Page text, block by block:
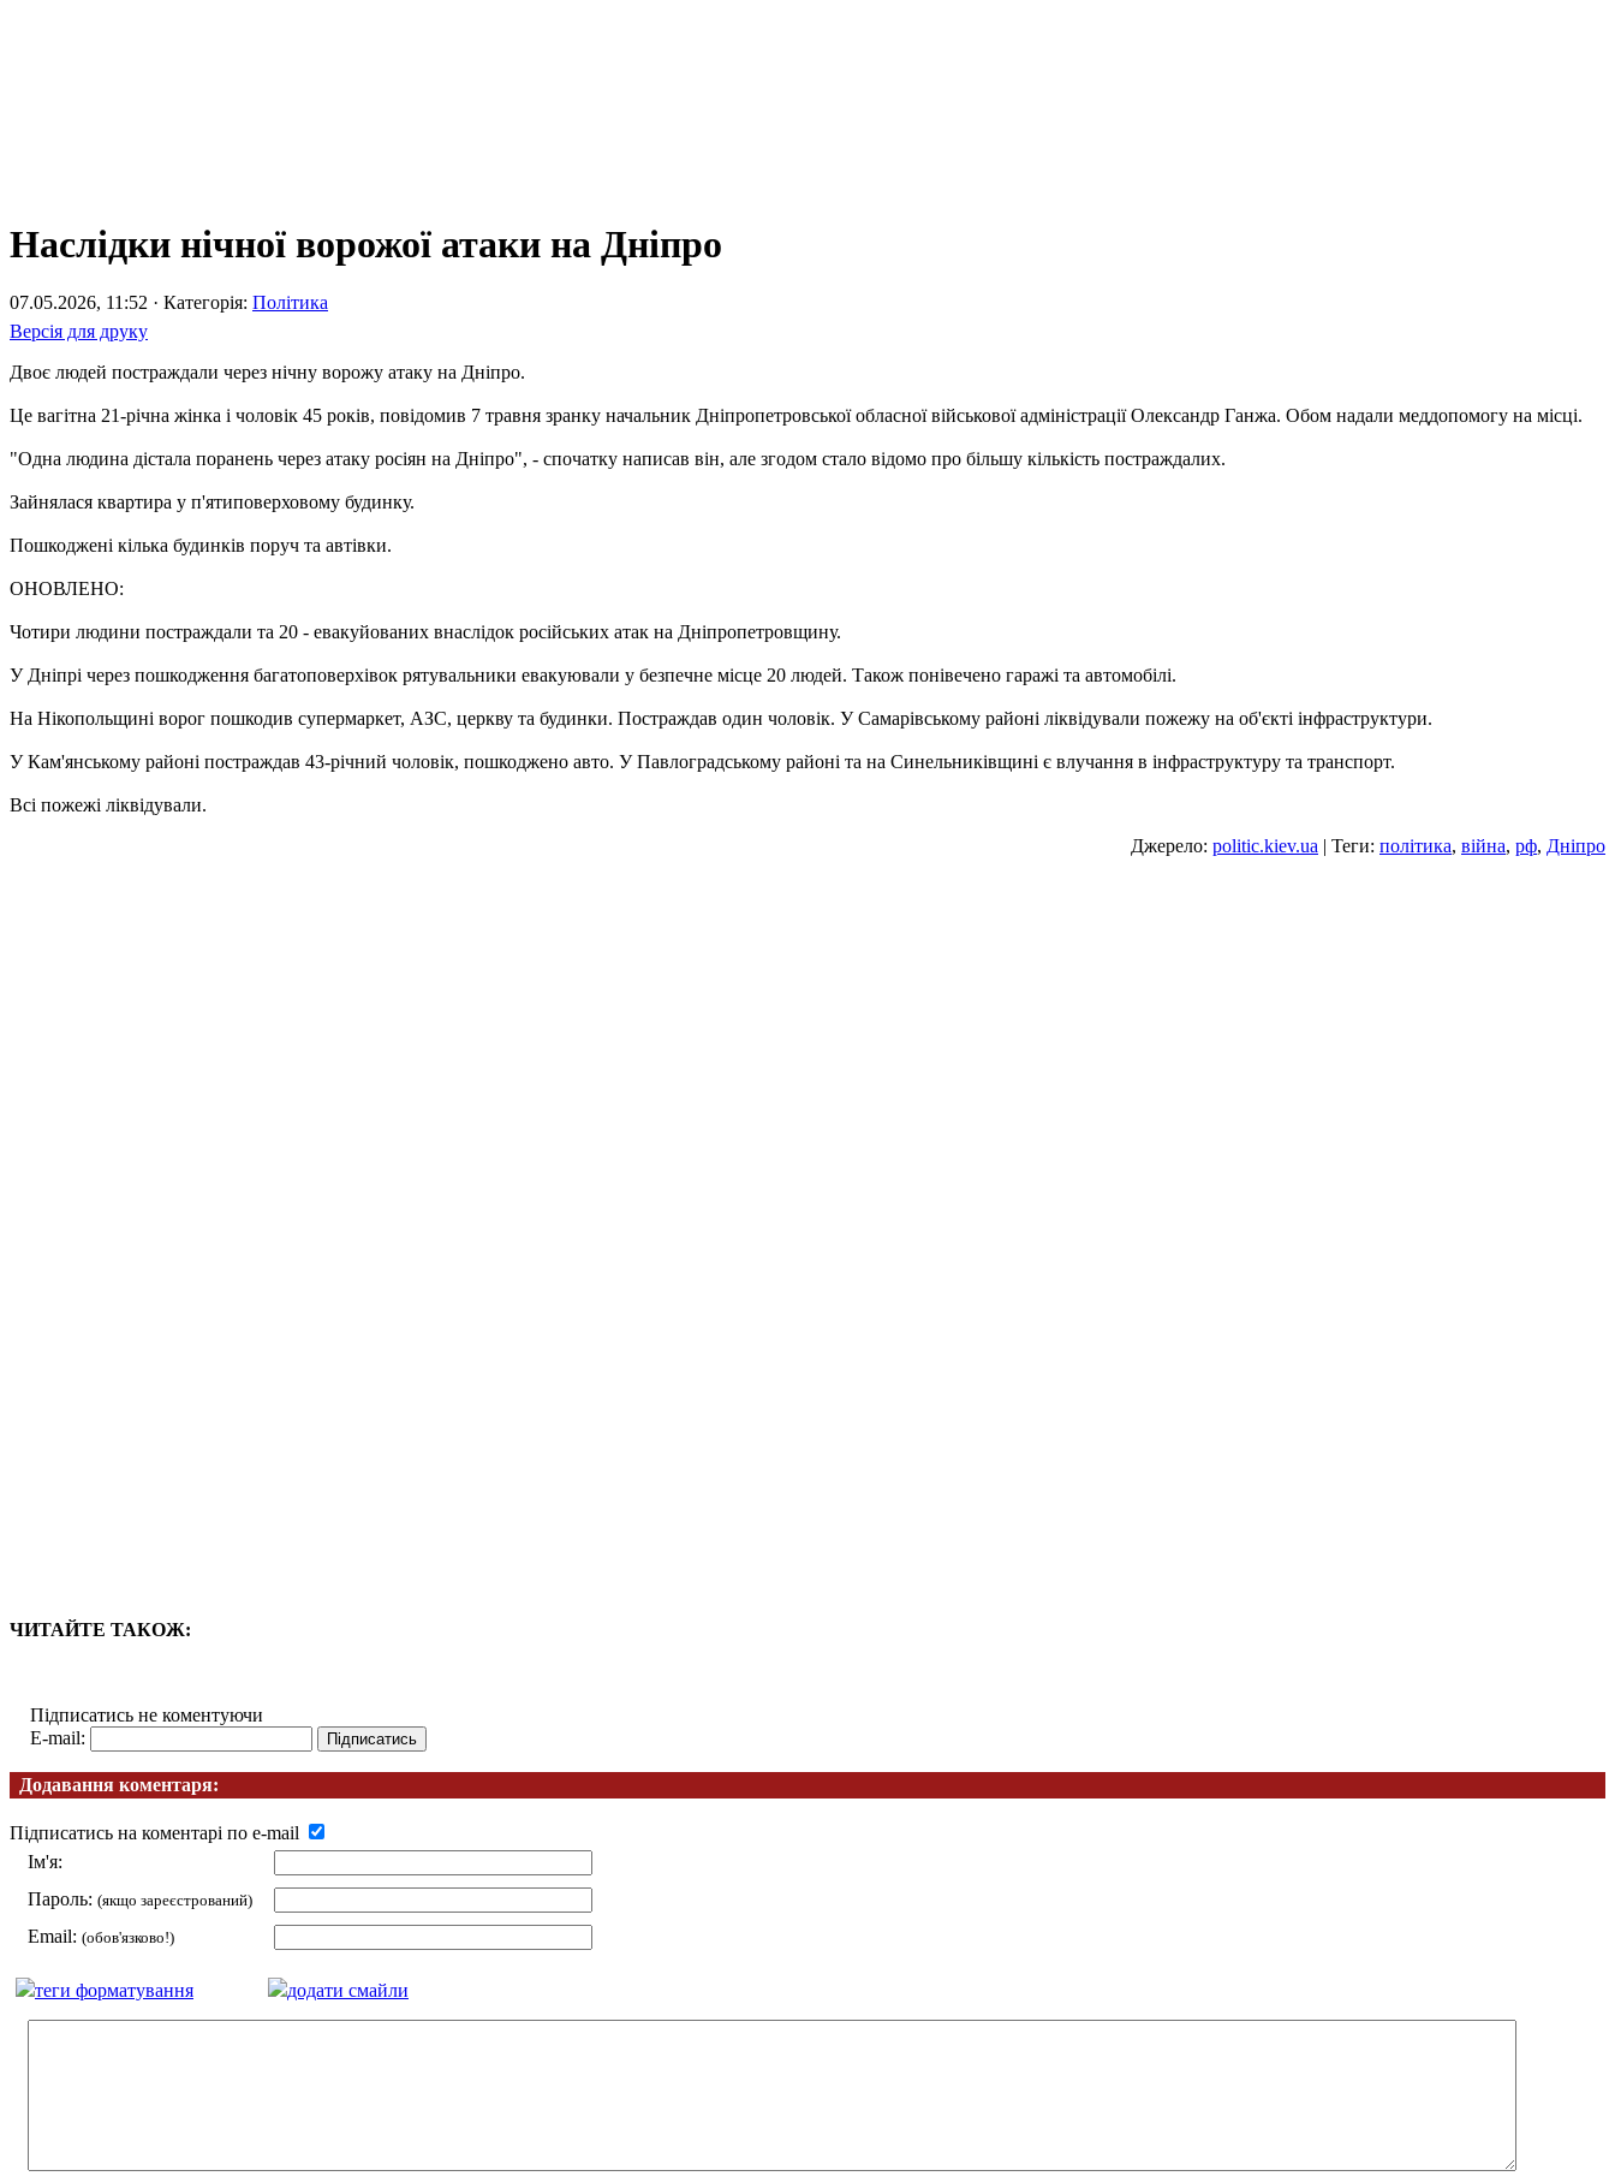
Наслідки нічної ворожої атаки на Дніпро
07.05.2026, 11:52 · Категорія: Політика
Версія для друку
Двоє людей постраждали через нічну ворожу атаку на Дніпро.
Це вагітна 21-річна жінка і чоловік 45 років, повідомив 7 травня зранку начальник Дніпропетровської обласної військової адміністрації Олександр Ганжа. Обом надали меддопомогу на місці.
"Одна людина дістала поранень через атаку росіян на Дніпро", - спочатку написав він, але згодом стало відомо про більшу кількість постраждалих.
Зайнялася квартира у п'ятиповерховому будинку.
Пошкоджені кілька будинків поруч та автівки.
ОНОВЛЕНО:
Чотири людини постраждали та 20 - евакуйованих внаслідок російських атак на Дніпропетровщину.
У Дніпрі через пошкодження багатоповерхівок рятувальники евакуювали у безпечне місце 20 людей. Також понівечено гаражі та автомобілі.
На Нікопольщині ворог пошкодив супермаркет, АЗС, церкву та будинки. Постраждав один чоловік. У Самарівському районі ліквідували пожежу на об'єкті інфраструктури.
У Кам'янському районі постраждав 43-річний чоловік, пошкоджено авто. У Павлоградському районі та на Синельниківщині є влучання в інфраструктуру та транспорт.
Всі пожежі ліквідували.
Джерело: politic.kiev.ua | Теги: політика, війна, рф, Дніпро
ЧИТАЙТЕ ТАКОЖ:
Підписатись не коментуючи
E-mail:
Додавання коментаря:
Підписатись на коментарі по e-mail
Ім'я:
Пароль: (якщо зареєстрований)
Email: (обов'язково!)
теги форматування додати смайли